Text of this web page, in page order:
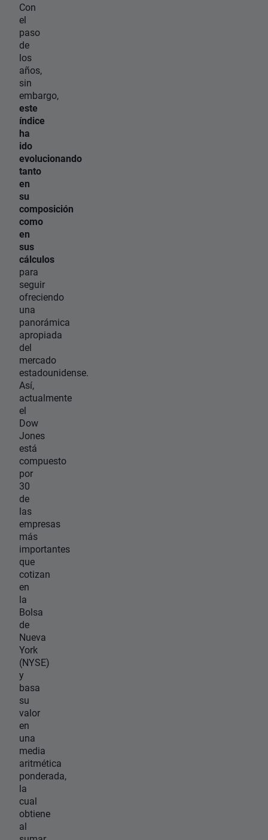
Con
el
paso
de
los
años,
sin
embargo,
este
índice
ha
ido
evolucionando
tanto
en
su
composición
como
en
sus
cálculos
para
seguir
ofreciendo
una
panorámica
apropiada
del
mercado
estadounidense.
Así,
actualmente
el
Dow
Jones
está
compuesto
por
30
de
las
empresas
más
importantes
que
cotizan
en
la
Bolsa
de
Nueva
York
(NYSE)
y
basa
su
valor
en
una
media
aritmética
ponderada,
la
cual
obtiene
al